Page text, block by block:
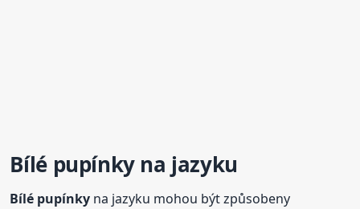
Bílé pupínkyna jazyku
Bílé pupínky na jazyku mohou být způsobeny